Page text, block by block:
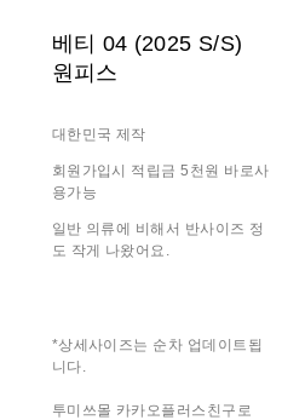
베티 04 (2025 S/S)
원피스
대한민국 제작
회원가입시 적립금 5천원 바로사
용가능
일반 의류에 비해서 반사이즈 정
도 작게 나왔어요.
*상세사이즈는 순차 업데이트됩
니다.
투미쓰몰 카카오플러스친구로